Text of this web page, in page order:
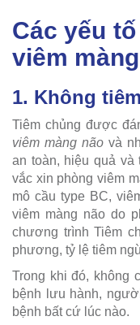
Các yếu
viêm
1. Không
Tiêm chủng được
viêm màng não và
an toàn, hiệu quả và
vắc xin phòng viêm
mô cầu type BC,
viêm màng não do
chương trình Tiêm
phương, tỷ lệ tiêm
Trong khi đó, không
bệnh lưu hành,
bệnh bất cứ lúc nào.